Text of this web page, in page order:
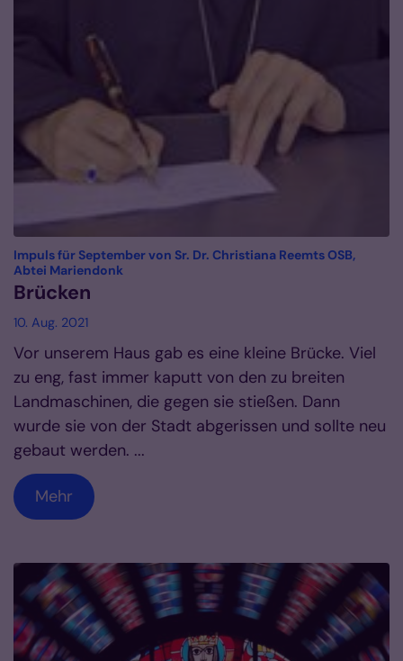
Impuls für September von Sr. Dr. Christiana Reemts OSB,
Abtei Mariendonk
Brücken
10. Aug. 2021
Vor unserem Haus gab es eine kleine Brücke. Viel
zu eng, fast immer kaputt von den zu breiten
Landmaschinen, die gegen sie stießen. Dann
wurde sie von der Stadt abgerissen und sollte neu
gebaut werden. ...
Mehr